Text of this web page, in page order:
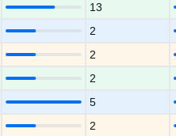
13
2
2
2
5
2